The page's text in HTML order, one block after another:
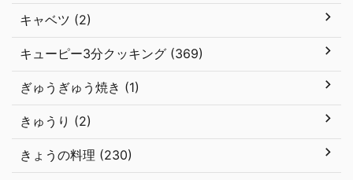
キャベツ (2)
キューピー3分クッキング (369)
ぎゅうぎゅう焼き (1)
きゅうり (2)
きょうの料理 (230)